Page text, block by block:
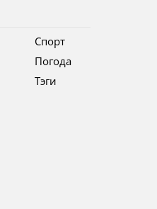
Спорт
Погода
Тэги